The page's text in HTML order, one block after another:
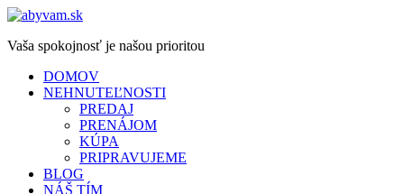
Vaša spokojnosť je našou prioritou
DOMOV
NEHNUTEĽNOSTI
PREDAJ
PRENÁJOM
KÚPA
PRIPRAVUJEME
BLOG
NÁŠ TÍM